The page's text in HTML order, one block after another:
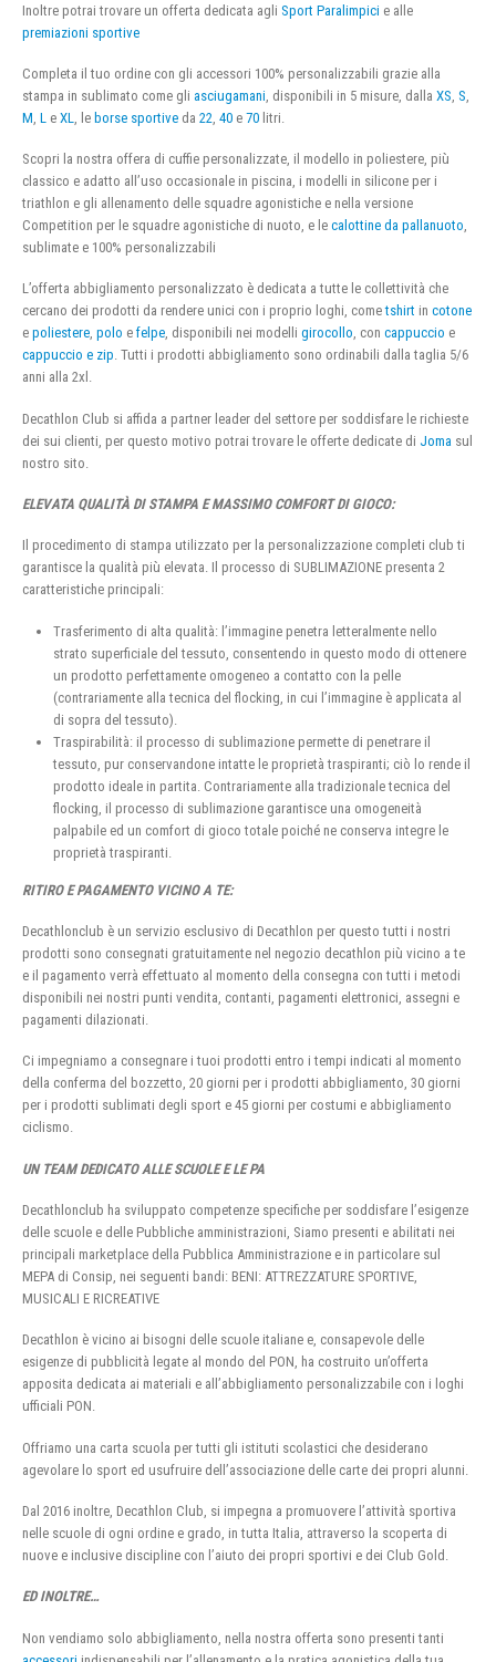
Inoltre potrai trovare un offerta dedicata agli Sport Paralimpici e alle
premiazioni sportive
Completa il tuo ordine con gli accessori 100% personalizzabili grazie alla
stampa in sublimato come gli asciugamani , disponibili in 5 misure, dalla XS S
M L e XL , le borse sportive da 22 40 e 70 litri.
Scopri la nostra offera di cuffie personalizzate, il modello in poliestere, più
classico e adatto all’uso occasionale in piscina, i modelli in silicone per i
triathlon e gli allenamento delle squadre agonistiche e nella versione
Competition per le squadre agonistiche di nuoto, e le calottine da pallanuoto,
sublimate e 100% personalizzabili
L’offerta abbigliamento personalizzato è dedicata a tutte le collettività che
cercano dei prodotti da rendere unici con i proprio loghi, cometshirt in cotone
e poliestere, polo e felpe, disponibili nei modelli girocollo, con cappuccio e
cappuccio e zip. Tutti i prodotti abbigliamento sono ordinabili dalla taglia 5/6
anni alla 2xl.
Decathlon Club si affida a partner leader del settore per soddisfare le richieste
dei sui clienti, per questo motivo potrai trovare le offerte dedicate di Joma sul
nostro sito.
ELEVATA QUALITÀ DI STAMPA E MASSIMO COMFORT DI GIOCO:
Il procedimento di stampa utilizzato per la personalizzazione completi club ti
garantisce la qualità più elevata. Il processo di SUBLIMAZIONE presenta 2
caratteristiche principali:
Trasferimento di alta qualità: l’immagine penetra letteralmente nello
strato superficiale del tessuto, consentendo in questo modo di ottenere
un prodotto perfettamente omogeneo a contatto con la pelle
(contrariamente alla tecnica del flocking, in cui l’immagine è applicata al
di sopra del tessuto).
Traspirabilità: il processo di sublimazione permette di penetrare il
tessuto, pur conservandone intatte le proprietà traspiranti; ciò lo rende il
prodotto ideale in partita. Contrariamente alla tradizionale tecnica del
flocking, il processo di sublimazione garantisce una omogeneità
palpabile ed un comfort di gioco totale poiché ne conserva integre le
proprietà traspiranti.
RITIRO E PAGAMENTO VICINO A TE:
Decathlonclub è un servizio esclusivo di Decathlon per questo tutti i nostri
prodotti sono consegnati gratuitamente nel negozio decathlon più vicino a te
e il pagamento verrà effettuato al momento della consegna con tutti i metodi
disponibili nei nostri punti vendita, contanti, pagamenti elettronici, assegni e
pagamenti dilazionati.
Ci impegniamo a consegnare i tuoi prodotti entro i tempi indicati al momento
della conferma del bozzetto, 20 giorni per i prodotti abbigliamento, 30 giorni
per i prodotti sublimati degli sport e 45 giorni per costumi e abbigliamento
ciclismo.
UN TEAM DEDICATO ALLE SCUOLE E LE PA
Decathlonclub ha sviluppato competenze specifiche per soddisfare l’esigenze
delle scuole e delle Pubbliche amministrazioni, Siamo presenti e abilitati nei
principali marketplace della Pubblica Amministrazione e in particolare sul
MEPA di Consip, nei seguenti bandi: BENI: ATTREZZATURE SPORTIVE,
MUSICALI E RICREATIVE
Decathlon è vicino ai bisogni delle scuole italiane e, consapevole delle
esigenze di pubblicità legate al mondo del PON, ha costruito un’offerta
apposita dedicata ai materiali e all’abbigliamento personalizzabile con i loghi
ufficiali PON.
Offriamo una carta scuola per tutti gli istituti scolastici che desiderano
agevolare lo sport ed usufruire dell’associazione delle carte dei propri alunni.
Dal 2016 inoltre, Decathlon Club, si impegna a promuovere l’attività sportiva
nelle scuole di ogni ordine e grado, in tutta Italia, attraverso la scoperta di
nuove e inclusive discipline con l’aiuto dei propri sportivi e dei Club Gold.
ED INOLTRE…
Non vendiamo solo abbigliamento, nella nostra offerta sono presenti tanti